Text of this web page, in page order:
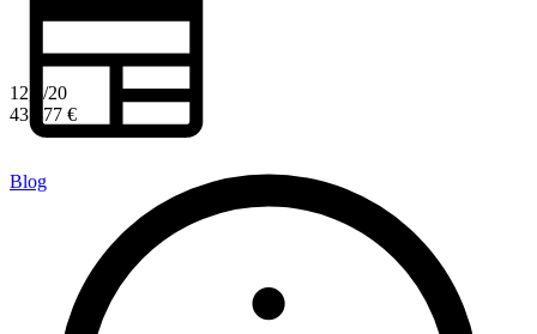
Blog
12,8/20
43 877 €